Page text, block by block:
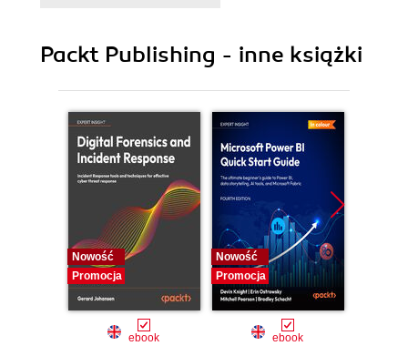
Packt Publishing - inne książki
Nowość
Promocja
ebook
Nowość
Promocja
ebook